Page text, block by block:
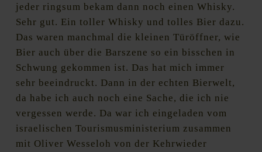
jeder ringsum bekam dann noch einen Whisky.
Sehr gut. Ein toller Whisky und tolles Bier dazu.
Das waren manchmal die kleinen Türöffner, wie
Bier auch über die Barszene so ein bisschen in
Schwung gekommen ist. Das hat mich immer
sehr beeindruckt. Dann in der echten Bierwelt,
da habe ich auch noch eine Sache, die ich nie
vergessen werde. Da war ich eingeladen vom
israelischen Tourismusministerium zusammen
mit Oliver Wesseloh von der Kehrwieder